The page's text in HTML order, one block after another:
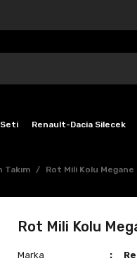
Seti Renault-Dacia Silecek
Rot Mili Kolu
Rot Mili Kolu
Marka